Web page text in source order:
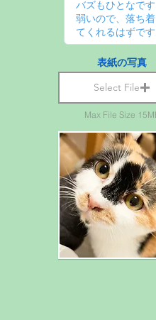
表紙の写真
Select File
Max File Size